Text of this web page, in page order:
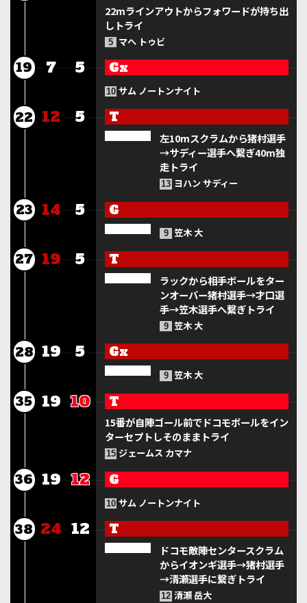
22mラインアウトからフォワードが持ち出
しトライ
5 マヘ トゥビ
19 7 5 Gx
10 サム ノートンナイト
22 12 5 T
左10mスクラムから猪村選手
→サディー選手へ繋ぎ40m独
走トライ
13 ヨハン サディー
23 14 5 G
9 笠木 大
27 19 5 T
ラックから相手ボールをター
ンオーバー猪村選手→才口選
手→笠木選手へ繋ぎトライ
9 笠木 大
28 19 5 Gx
9 笠木 大
35 19 10 T
15番が自陣ゴール前でドコモボールをイン
ターセプトしそのままトライ
15 ジェームス カマナ
36 19 12 G
10 サム ノートンナイト
38 24 12 T
ドコモ敵陣センタースクラム
からイオンギ選手→猪村選手
→清瀬選手に繋ぎトライ
12 清瀬 岳大